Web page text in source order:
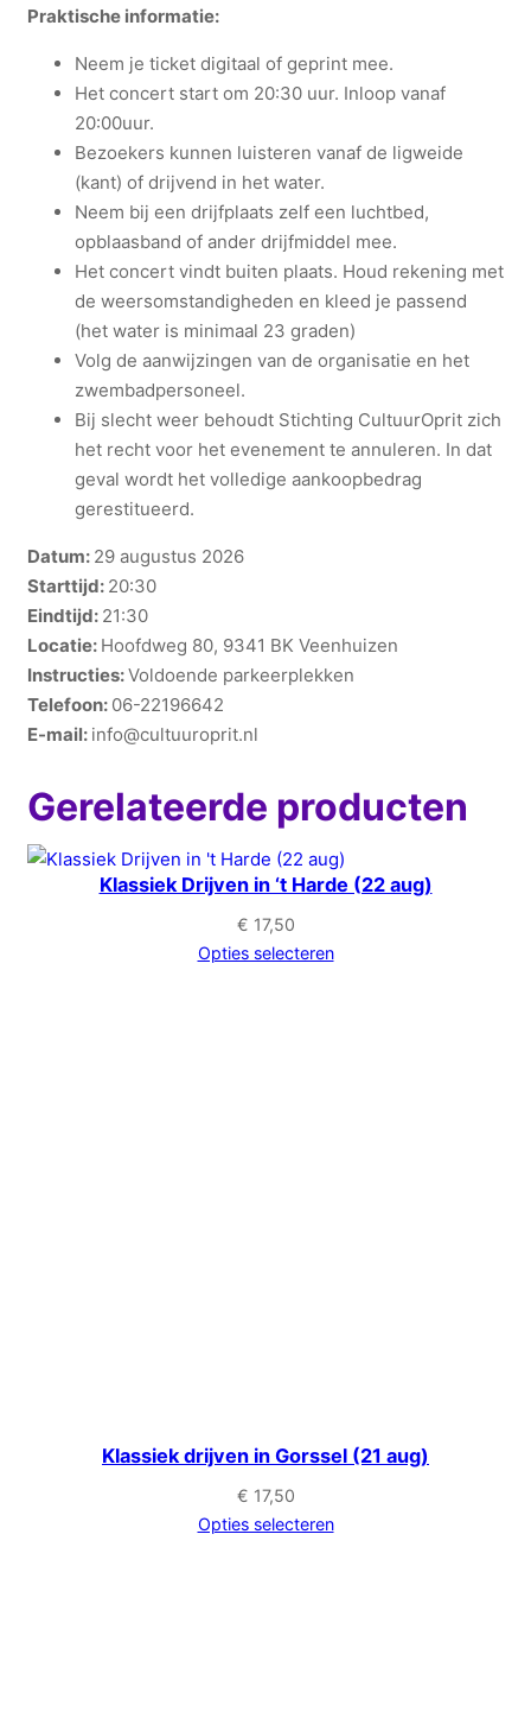
Praktische informatie:
Neem je ticket digitaal of geprint mee.
Het concert start om 20:30 uur. Inloop vanaf
20:00uur.
Bezoekers kunnen luisteren vanaf de ligweide
(kant) of drijvend in het water.
Neem bij een drijfplaats zelf een luchtbed,
opblaasband of ander drijfmiddel mee.
Het concert vindt buiten plaats. Houd rekening met
de weersomstandigheden en kleed je passend
(het water is minimaal 23 graden)
Volg de aanwijzingen van de organisatie en het
zwembadpersoneel.
Bij slecht weer behoudt Stichting CultuurOprit zich
het recht voor het evenement te annuleren. In dat
geval wordt het volledige aankoopbedrag
gerestitueerd.
Datum: 29 augustus 2026
Starttijd: 20:30
Eindtijd: 21:30
Locatie: Hoofdweg 80, 9341 BK Veenhuizen
Instructies:Voldoende parkeerplekken
Telefoon: 06-22196642
E-mail: info@cultuuroprit.nl
Gerelateerde producten
Klassiek Drijven in ‘t Harde (22 aug)
€ 17,50
Opties selecteren
Klassiek drijven in Gorssel (21 aug)
€ 17,50
Opties selecteren